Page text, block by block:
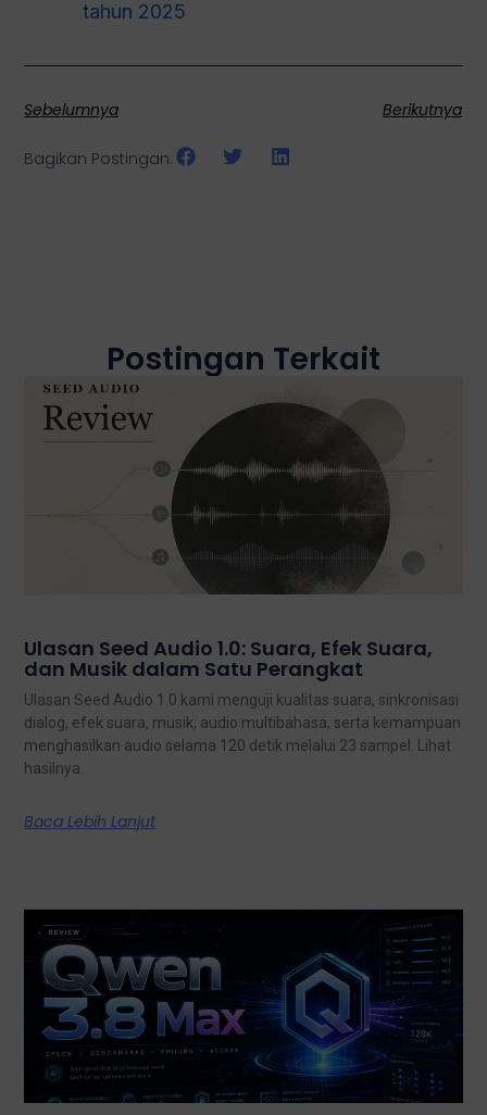
tahun 2025
Sebelumnya Berikutnya
Bagikan Postingan:
Postingan Terkait
Ulasan Seed Audio 1.0: Suara, Efek Suara,
dan Musik dalam Satu Perangkat
Ulasan Seed Audio 1.0 kami menguji kualitas suara, sinkronisasi
dialog, efek suara, musik, audio multibahasa, serta kemampuan
menghasilkan audio selama 120 detik melalui 23 sampel. Lihat
hasilnya.
Baca Lebih Lanjut